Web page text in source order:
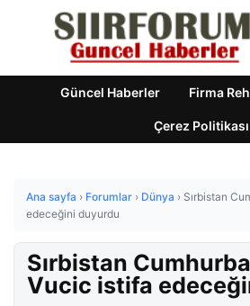
Güncel Haberler Firma
Çerez Politikası
Ana sayfa › Forumlar › Dünya › Sırbistan
edeceğini duyurdu
Sırbistan
Vucic istifa